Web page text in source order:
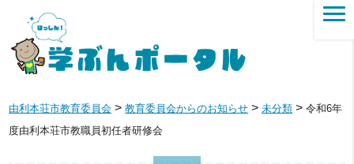
由利本荘市教育委員会 >教育委員会からのお知らせ >未分類 >令和6年
度由利本荘市教職員初任者研修会